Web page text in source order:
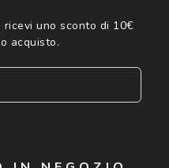
uno sconto di 10€
acquisto.